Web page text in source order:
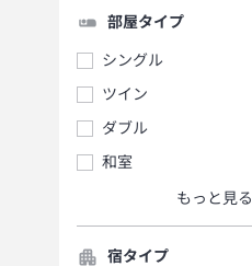
部屋タイプ
シングル
ツイン
ダブル
和室
もっと見る
宿タイプ